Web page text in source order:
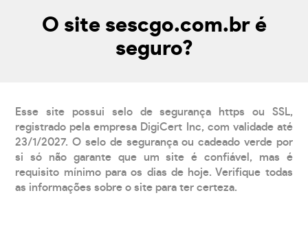
O site sescgo.com.br é
seguro?
Esse site possui selo de segurança https ou SSL,
registrado pela empresa DigiCert Inc, com validade até
23/1/2027. O selo de segurança ou cadeado verde por
si só não garante que um site é confiável, mas é
requisito mínimo para os dias de hoje. Verifique todas
as informações sobre o site para ter certeza.